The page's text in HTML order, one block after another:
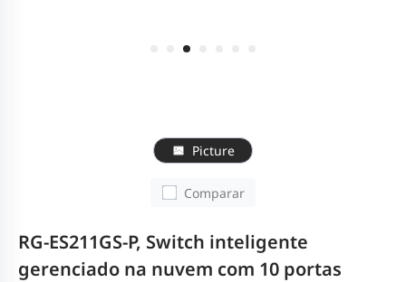
Picture
Comparar
RG-ES211GS-P, Switch inteligente
gerenciado na nuvem com 10 portas